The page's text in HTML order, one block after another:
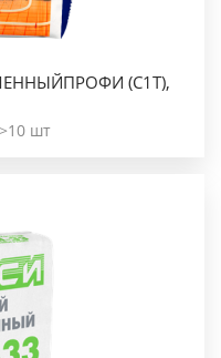
(C1T),
шт